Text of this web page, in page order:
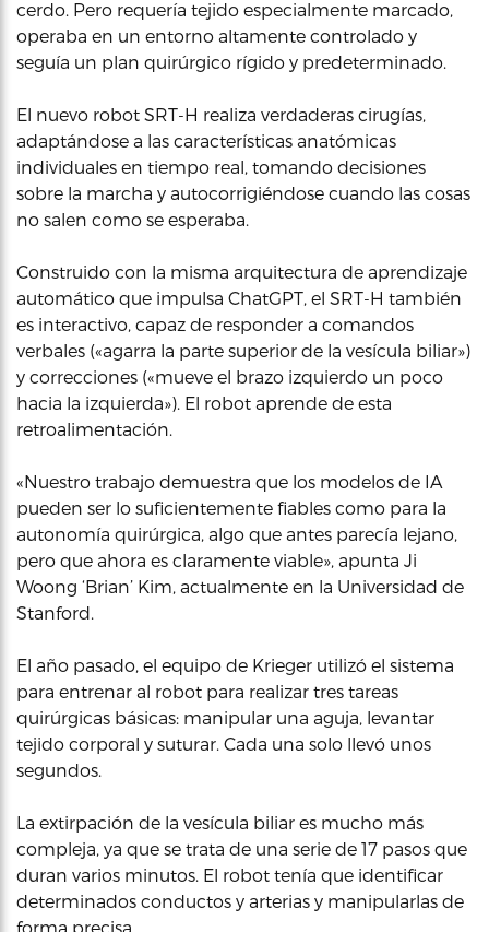
cerdo. Pero requería tejido especialmente marcado,
operaba en un entorno altamente controlado y
seguía un plan quirúrgico rígido y predeterminado.
El nuevo robot SRT-H realiza verdaderas cirugías,
adaptándose a las características anatómicas
individuales en tiempo real, tomando decisiones
sobre la marcha y autocorrigiéndose cuando las cosas
no salen como se esperaba.
Construido con la misma arquitectura de aprendizaje
automático que impulsa ChatGPT, el SRT-H también
es interactivo, capaz de responder a comandos
verbales («agarra la parte superior de la vesícula biliar»)
y correcciones («mueve el brazo izquierdo un poco
hacia la izquierda»). El robot aprende de esta
retroalimentación.
«Nuestro trabajo demuestra que los modelos de IA
pueden ser lo suficientemente fiables como para la
autonomía quirúrgica, algo que antes parecía lejano,
pero que ahora es claramente viable», apunta Ji
Woong ‘Brian’ Kim, actualmente en la Universidad de
Stanford.
El año pasado, el equipo de Krieger utilizó el sistema
para entrenar al robot para realizar tres tareas
quirúrgicas básicas: manipular una aguja, levantar
tejido corporal y suturar. Cada una solo llevó unos
segundos.
La extirpación de la vesícula biliar es mucho más
compleja, ya que se trata de una serie de 17 pasos que
duran varios minutos. El robot tenía que identificar
determinados conductos y arterias y manipularlas de
forma precisa.